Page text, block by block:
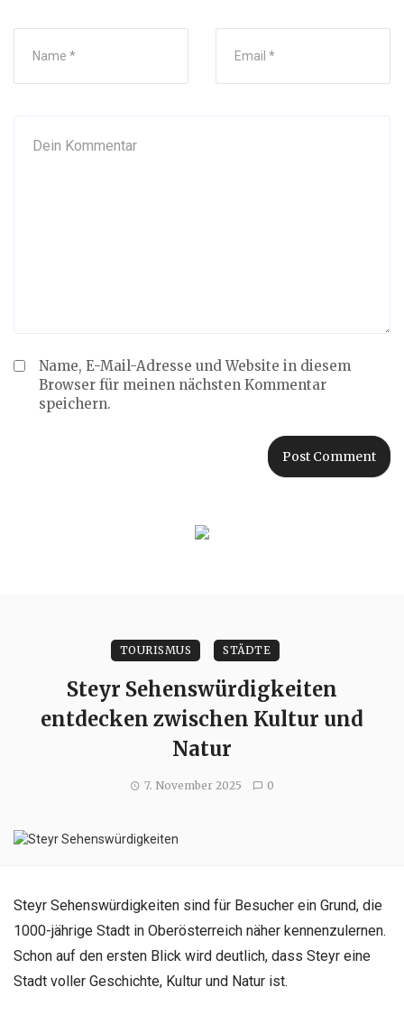
Name, E-Mail-Adresse und Website in diesem
Browser für meinen nächsten Kommentar
speichern.
TOURISMUS STÄDTE
Steyr Sehenswürdigkeiten
entdecken zwischen Kultur und
Natur
7. November 2025 0
Steyr Sehenswürdigkeiten sind für Besucher ein Grund, die
1000-jährige Stadt in Oberösterreich näher kennenzulernen.
Schon auf den ersten Blick wird deutlich, dass Steyr eine
Stadt voller Geschichte, Kultur und Natur ist.